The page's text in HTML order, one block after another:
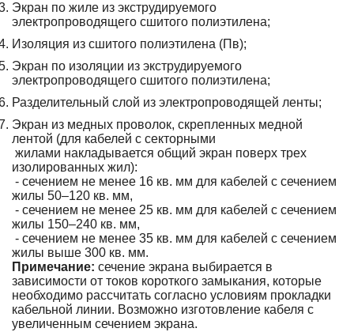
Экран по жиле из экструдируемого
электропроводящего сшитого полиэтилена;
Изоляция из сшитого полиэтилена (Пв);
Экран по изоляции из экструдируемого
электропроводящего сшитого полиэтилена;
Разделительный слой из электропроводящей ленты;
Экран из медных проволок, скрепленных медной
лентой (для кабелей с секторными
жилами накладывается общий экран поверх трех
изолированных жил):
- сечением не менее 16 кв. мм для кабелей с сечением
жилы 50–120 кв. мм,
- сечением не менее 25 кв. мм для кабелей с сечением
жилы 150–240 кв. мм,
- сечением не менее 35 кв. мм для кабелей с сечением
жилы выше 300 кв. мм.
Примечание: сечение экрана выбирается в
зависимости от токов короткого замыкания, которые
необходимо рассчитать согласно условиям прокладки
кабельной линии. Возможно изготовление кабеля с
увеличенным сечением экрана.